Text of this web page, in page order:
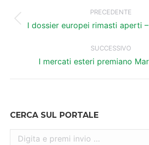
tra
PRECEDENTE
Post
I dossier europei rimasti aperti
SUCCESSIVO
Prossimo
I mercati esteri premiano
CERCA SUL PORTALE
Cerca: